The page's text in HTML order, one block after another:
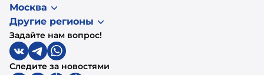
Москва
Другие регионы
Задайте нам вопрос!
Следите за новостями